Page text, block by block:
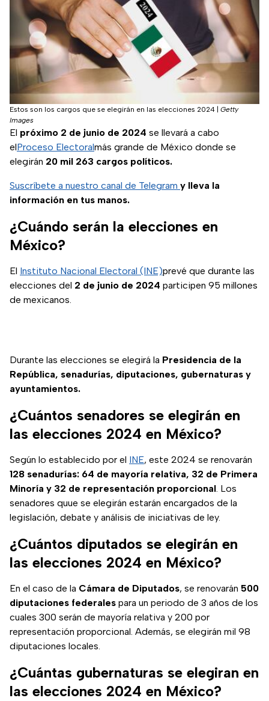
Estos son los cargos que se elegirán en las elecciones 2024
Getty
Images
El próximo 2 de junio de 2024 se llevará a cabo
elProceso Electoralmás grande de México donde se
elegirán 20 mil 263 cargos políticos.
Suscríbete a nuestro canal de Telegram y lleva la
información en tus manos.
¿Cuándo serán la elecciones en
México?
El Instituto Nacional Electoral (INE)prevé que durante las
elecciones del 2 de junio de 2024 participen 95 millones
de mexicanos.
Durante las elecciones se elegirá la Presidencia de la
República, senadurías, diputaciones, gubernaturas y
ayuntamientos.
¿Cuántos senadores se elegirán en
las elecciones 2024 en México?
Según lo establecido por el INE, este 2024 se renovarán
128 senadurías: 64 de mayoría relativa, 32 de Primera
Minoría y 32 de representación proporcional. Los
senadores quue se elegirán estarán encargados de la
legislación, debate y análisis de iniciativas de ley.
¿Cuántos diputados se elegirán en
las elecciones 2024 en México?
En el caso de la Cámara de Diputados, se renovarán 500
diputaciones federales para un periodo de 3 años de los
cuales 300 serán de mayoría relativa y 200 por
representación proporcional. Además, se elegirán mil 98
diputaciones locales.
¿Cuántas gubernaturas se elegiran en
las elecciones 2024 en México?